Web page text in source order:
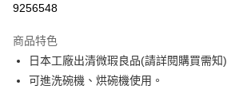
街口支付
悠遊付
9256548
商品特色
日本工廠出清微瑕良品(請詳閱購買需知)
可進洗碗機、烘碗機使用。